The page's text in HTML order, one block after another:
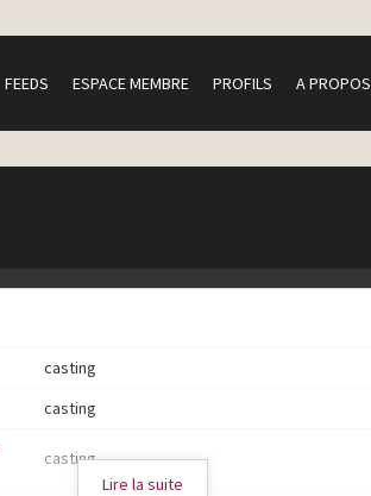
FEEDS ESPACE MEMBRE PROFILS A PROPOS
casting
casting
casting
Lire la suite